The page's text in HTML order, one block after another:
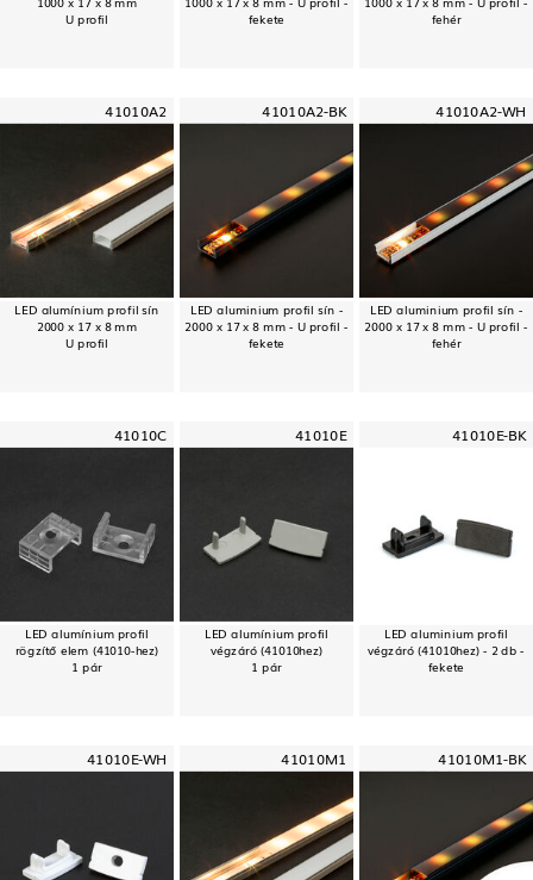
U profil fekete fehér
41010A2
LED alumínium profil sín
2000 x 17 x 8 mm
U profil
41010A2-BK
LED aluminium profil sín -
2000 x 17 x 8 mm - U profil -
fekete
41010A2-WH
LED aluminium profil sín -
2000 x 17 x 8 mm - U profil -
fehér
41010C
LED alumínium profil
rögzítő elem (41010-hez)
1 pár
41010E
LED alumínium profil
végzáró (41010hez)
1 pár
41010E-BK
LED aluminium profil
végzáró (41010hez) - 2 db -
fekete
41010E-WH 41010M1 41010M1-BK